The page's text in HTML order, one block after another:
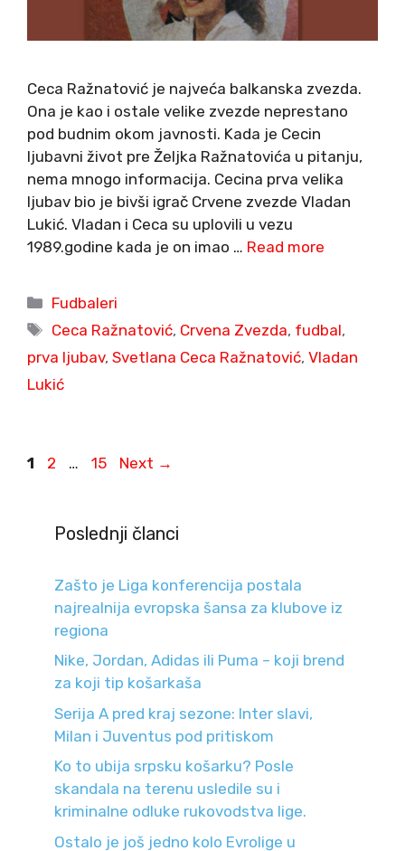
Ceca Ražnatović je najveća balkanska zvezda.
Ona je kao i ostale velike zvezde neprestano
pod budnim okom javnosti. Kada je Cecin
ljubavni život pre Željka Ražnatovića u pitanju,
nema mnogo informacija. Cecina prva velika
ljubav bio je bivši igrač Crvene zvezde Vladan
Lukić. Vladan i Ceca su uplovili u vezu
1989.godine kada je on imao … Read more
Categories
Fudbaleri
Tags
Ceca Ražnatović, Crvena Zvezda, fudbal,
prva ljubav, Svetlana Ceca Ražnatović, Vladan
Lukić
Page
1 Page
2 … Page
15 Next →
Poslednji članci
Zašto je Liga konferencija postala
najrealnija evropska šansa za klubove iz
regiona
Nike, Jordan, Adidas ili Puma – koji brend
za koji tip košarkaša
Serija A pred kraj sezone: Inter slavi,
Milan i Juventus pod pritiskom
Ko to ubija srpsku košarku? Posle
skandala na terenu usledile su i
kriminalne odluke rukovodstva lige.
Ostalo je još jedno kolo Evrolige u